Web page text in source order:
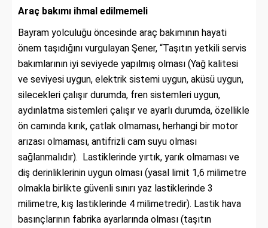
Araç bakımı ihmal edilmemeli
Bayram yolculuğu öncesinde araç bakımının hayati
önem taşıdığını vurgulayan Şener, “Taşıtın yetkili servis
bakımlarının iyi seviyede yapılmış olması (Yağ kalitesi
ve seviyesi uygun, elektrik sistemi uygun, aküsü uygun,
silecekleri çalışır durumda, fren sistemleri uygun,
aydınlatma sistemleri çalışır ve ayarlı durumda, özellikle
ön camında kırık, çatlak olmaması, herhangi bir motor
arızası olmaması, antifrizli cam suyu olması
sağlanmalıdır). Lastiklerinde yırtık, yarık olmaması ve
diş derinliklerinin uygun olması (yasal limit 1,6 milimetre
olmakla birlikte güvenli sınırı yaz lastiklerinde 3
milimetre, kış lastiklerinde 4 milimetredir). Lastik hava
basınçlarının fabrika ayarlarında olması (taşıtın